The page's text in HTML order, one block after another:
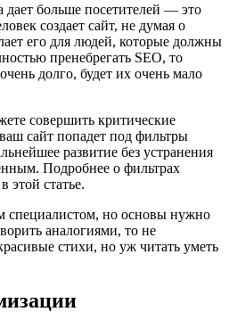
больше посетителей — это
создает сайт, не думая о
его для людей, которые должны
пренебрегать SEO, то
долго, будет их очень мало
совершить критические
сайт попадет под фильтры
развитие без устранения
Подробнее о фильтрах
этой статье.
специалистом, но основы нужно
аналогиями, то не
стихи, но уж читать уметь